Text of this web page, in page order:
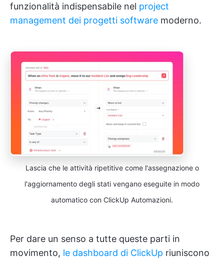
funzionalità indispensabile nel project
management dei progetti software moderno.
Lascia che le attività ripetitive come l'assegnazione o
l'aggiornamento degli stati vengano eseguite in modo
automatico con ClickUp Automazioni.
Per dare un senso a tutte queste parti in
movimento, le dashboard di ClickUp riuniscono